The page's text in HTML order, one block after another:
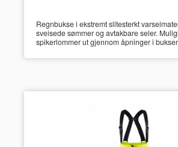
Regnbukse i ekstremt slitesterkt
sveisede sømmer og avtakbare seler.
spikerlommer ut gjennom åpninger i